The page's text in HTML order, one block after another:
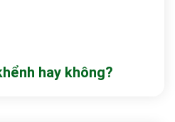
hay không?